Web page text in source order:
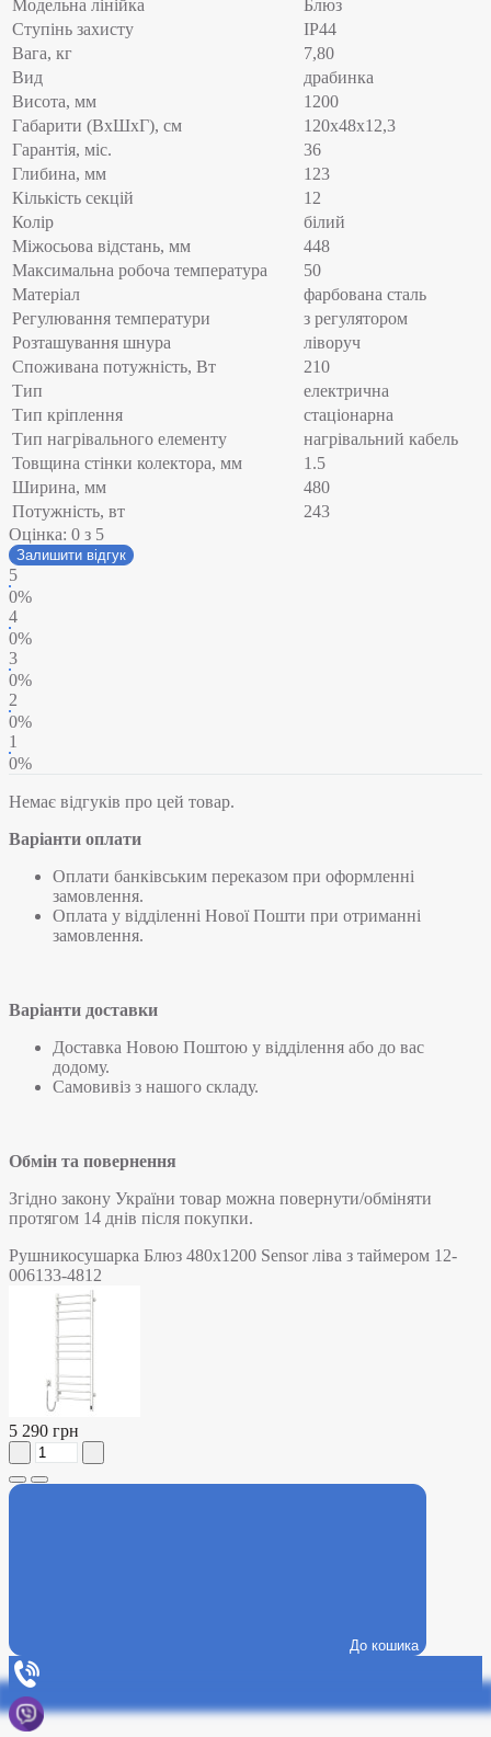
Модельна лінійка
Блюз
Ступінь захисту
IP44
Вага, кг
7,80
Вид
драбинка
Висота, мм
1200
Габарити (ВхШхГ), см
120x48x12,3
Гарантія, міс.
36
Глибина, мм
123
Кількість секцій
12
Колір
білий
Міжосьова відстань, мм
448
Максимальна робоча температура
50
Матеріал
фарбована сталь
Регулювання температури
з регулятором
Розташування шнура
ліворуч
Споживана потужність, Вт
210
Тип
електрична
Тип кріплення
стаціонарна
Тип нагрівального елементу
нагрівальний кабель
Товщина стінки колектора, мм
1.5
Ширина, мм
480
Потужність, вт
243
Оцінка: 0 з 5
Залишити відгук
5
0%
4
0%
3
0%
2
0%
1
0%
Немає відгуків про цей товар.
Варіанти оплати
Оплати банківським переказом при оформленні
замовлення.
Оплата у відділенні Нової Пошти при отриманні
замовлення.
Варіанти доставки
Доставка Новою Поштою у відділення або до вас
додому.
Самовивіз з нашого складу.
Обмін та повернення
Згідно закону України товар можна повернути/обміняти
протягом 14 днів після покупки.
Рушникосушарка Блюз 480х1200 Sensor ліва з таймером 12-
006133-4812
5 290 грн
До кошика